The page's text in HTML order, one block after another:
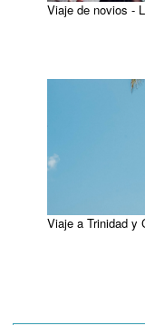
Viaje de novios -
Viaje a Trinidad y